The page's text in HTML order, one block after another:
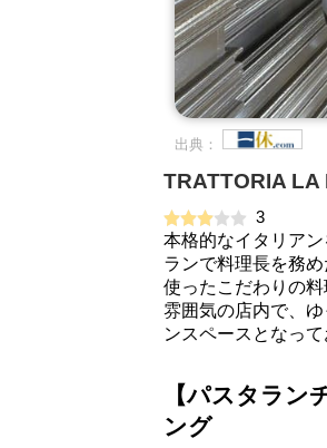
出典：
TRATTORIA LA
3
本格的なイタリア
ランで料理長を務
使ったこだわりの
雰囲気の店内で、
ンスペースとなっ
【パスタラン
ング